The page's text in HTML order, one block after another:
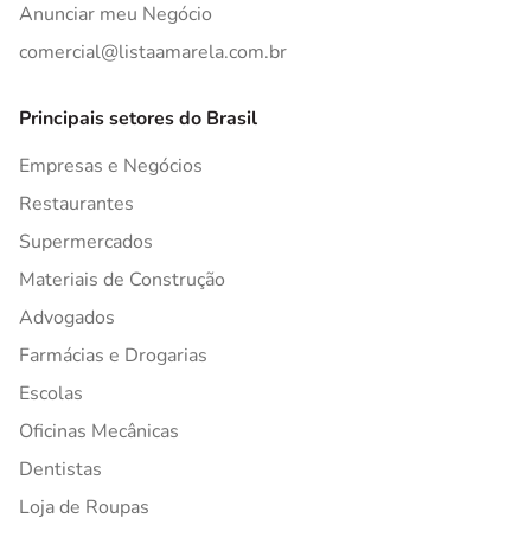
Anunciar meu Negócio
comercial@listaamarela.com.br
Principais setores do Brasil
Empresas e Negócios
Restaurantes
Supermercados
Materiais de Construção
Advogados
Farmácias e Drogarias
Escolas
Oficinas Mecânicas
Dentistas
Loja de Roupas